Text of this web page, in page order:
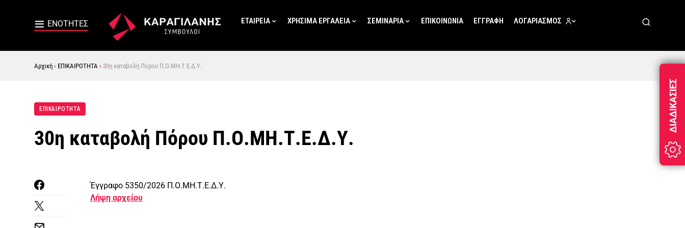
ΕΤΑΙΡΕΊΑ ΧΡΗΣΙΜΑ ΕΡΓΑΛΕΙΑ ΣΕΜΙΝΑΡΙΑ ΕΠΙΚΟΙΝΩΝΊΑ ΕΓΓΡΑΦΉ ΛΟΓΑΡΙΑΣΜΌΣ
Αρχική › ΕΠΙΚΑΙΡΟΤΗΤΑ › 30η καταβολή Πόρου Π.Ο.ΜΗ.Τ.Ε.Δ.Υ.
ΕΠΙΚΑΙΡΟΤΗΤΑ
30η καταβολή Πόρου Π.Ο.ΜΗ.Τ.Ε.Δ.Υ.
Έγγραφο 5350/2026 Π.Ο.ΜΗ.Τ.Ε.Δ.Υ.
Λήψη αρχείου
ΔΙΑΔΙΚΑΣΊΕΣ